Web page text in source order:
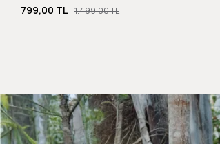
799,00 TL 1.499,00 TL